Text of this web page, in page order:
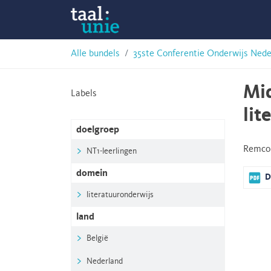
Alle bundels 35ste Conferentie Onderwijs
Labels
doelgroep
NT1-leerlingen
domein
literatuuronderwijs
land
België
Nederland